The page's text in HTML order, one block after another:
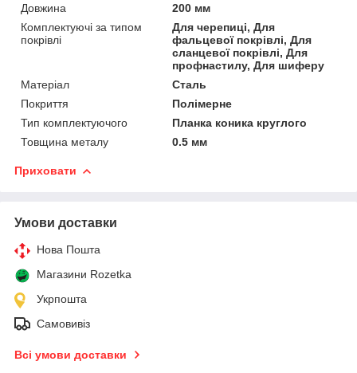
Довжина
200 мм
Комплектуючі за типом
покрівлі
Для черепиці, Для
фальцевої покрівлі, Для
сланцевої покрівлі, Для
профнастилу, Для шиферу
Матеріал
Сталь
Покриття
Полімерне
Тип комплектуючого
Планка коника круглого
Товщина металу
0.5 мм
Приховати
Умови доставки
Нова Пошта
Магазини Rozetka
Укрпошта
Самовивіз
Всі умови доставки